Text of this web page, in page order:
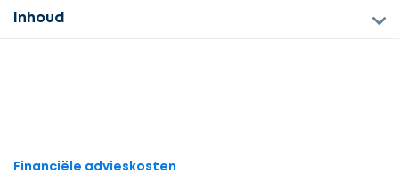
Inhoud
Financiële advieskosten